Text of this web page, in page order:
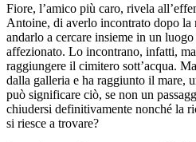
Fiore, l’amico più caro, rivela
Antoine, di averlo incontrato dopo la
andarlo a cercare insieme in un
affezionato. Lo incontrano, infatti,
raggiungere il cimitero sott’acqua.
dalla galleria e ha raggiunto il mare,
può significare ciò, se non un
chiudersi definitivamente nonché la
si riesce a trovare?